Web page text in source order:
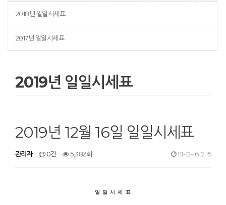
2018년 일일시세표
2017년 일일시세표
2019년 일일시세표
2019년 12월 16일 일일시세표
관리자 0건 5,382회 19-12-16 12:15
일 일 시 세 표